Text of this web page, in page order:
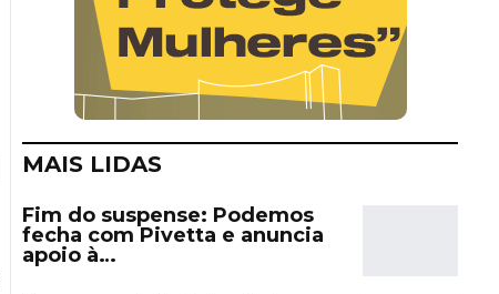
MAIS LIDAS
Fim do suspense: Podemos
fecha com Pivetta e anuncia
apoio à…